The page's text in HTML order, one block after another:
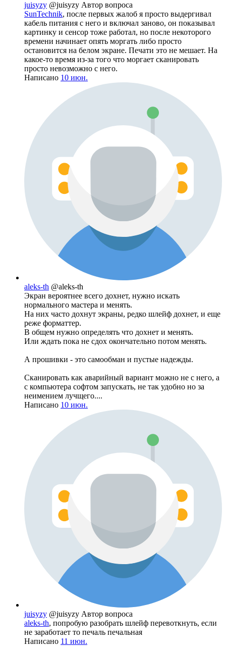
juisyzy @juisyzy Автор вопроса
SunTechnik, после первых жалоб я просто выдергивал
кабель питания с него и включал заново, он показывал
картинку и сенсор тоже работал, но после некоторого
времени начинает опять моргать либо просто
остановится на белом экране. Печати это не мешает. На
какое-то время из-за того что моргает сканировать
просто невозможно с него.
Написано 10 июн.
aleks-th @aleks-th
Экран вероятнее всего дохнет, нужно искать
нормального мастера и менять.
На них часто дохнут экраны, редко шлейф дохнет, и еще
реже форматтер.
В общем нужно определять что дохнет и менять.
Или ждать пока не сдох окончательно потом менять.
А прошивки - это самообман и пустые надежды.
Сканировать как аварийный вариант можно не с него, а
с компьютера софтом запускать, не так удобно но за
неимением лучщего....
Написано 10 июн.
juisyzy @juisyzy Автор вопроса
aleks-th, попробую разобрать шлейф перевоткнуть, если
не заработает то печаль печальная
Написано 11 июн.